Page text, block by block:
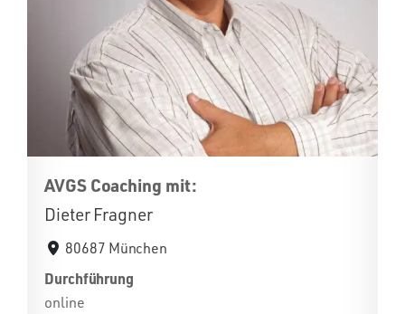
AVGS Coaching mit:
Dieter Fragner
80687 München
Durchführung
online